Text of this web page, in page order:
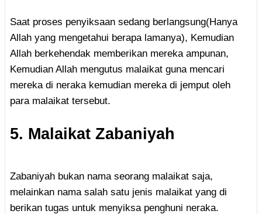
Saat proses penyiksaan sedang berlangsung(Hanya
Allah yang mengetahui berapa lamanya), Kemudian
Allah berkehendak memberikan mereka ampunan,
Kemudian Allah mengutus malaikat guna mencari
mereka di neraka kemudian mereka di jemput oleh
para malaikat tersebut.
5. Malaikat Zabaniyah
Zabaniyah bukan nama seorang malaikat saja,
melainkan nama salah satu jenis malaikat yang di
berikan tugas untuk menyiksa penghuni neraka.